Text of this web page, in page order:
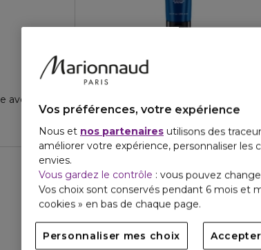
avec un contrôle fort et un fini naturel.
REDKEN
STYLING BY REDKEN
32,90 €
Vos préférences, votre expérience
Nous et nos partenaires utilisons des
améliorer votre expérience, personnaliser
envies.
Vous gardez le contrôle : vous pouvez
Vos choix sont conservés pendant 6 mois et
cookies » en bas de chaque page.
Personnaliser mes choix